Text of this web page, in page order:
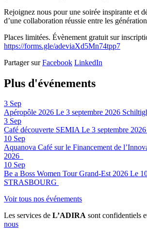
Rejoignez nous pour une soirée inspirante et
d’une collaboration réussie entre les
Places limitées. Évènement gratuit sur
https://forms.gle/adeviaXd5Mn74tpp7
Partager sur Facebook LinkedIn
Plus d'événements
3 Sep
Apéropôle 2026 Le 3 septembre 2026
3 Sep
Café découverte SEMIALe 3 septembre 2026
10 Sep
Aquanova Café sur le Financement de
2026
10 Sep
Be a Boss Women Tour Grand-Est 2026 Le
STRASBOURG
Voir tous nos événements
Les services de L’ADIRA sont confidentiels
nous